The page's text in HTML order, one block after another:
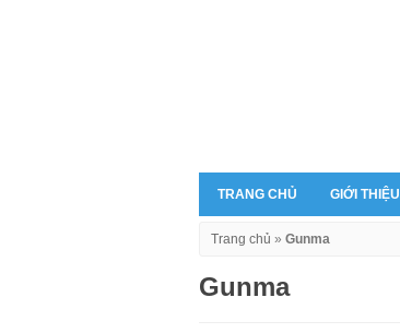
TRANG CHỦ GIỚI THIỆU
Trang chủ » Gunma
Gunma